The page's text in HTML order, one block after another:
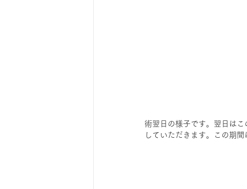
術翌日の様子です。翌日は
していただきます。この期